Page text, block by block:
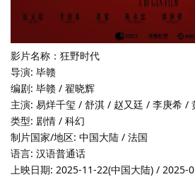
影片名称：狂野时代
导演: 毕赣
编剧: 毕赣 / 翟晓辉
主演: 易烊千玺 / 舒淇 / 赵又廷 / 李庚希 /
类型: 剧情 / 科幻
制片国家/地区: 中国大陆 / 法国
语言: 汉语普通话
上映日期: 2025-11-22(中国大陆) / 2025-